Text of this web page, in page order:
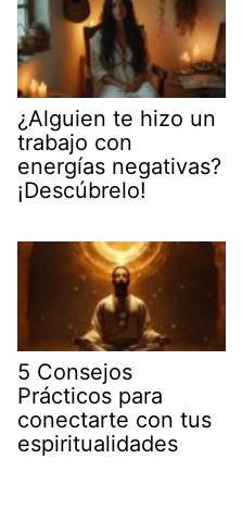
¿Alguien te hizo un
trabajo con
energías negativas?
¡Descúbrelo!
5 Consejos
Prácticos para
conectarte con tus
espiritualidades